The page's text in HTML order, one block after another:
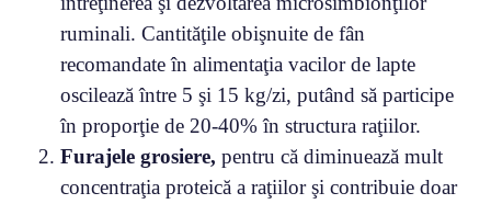
ruminali. Cantităţile obişnuite de fân
recomandate în alimentaţia vacilor de lapte
oscilează între 5 şi 15 kg/zi, putând să participe
în proporţie de 20-40% în structura raţiilor.
Furajele grosiere, pentru că diminuează mult
concentraţia proteică a raţiilor şi contribuie doar